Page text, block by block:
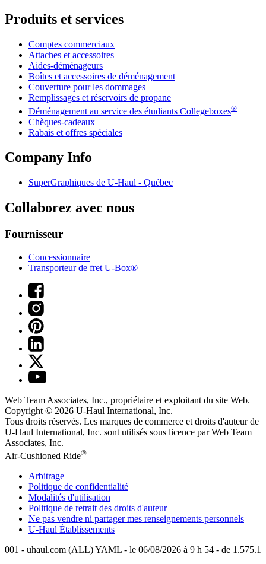
Produits et services
Comptes commerciaux
Attaches et accessoires
Aides-déménageurs
Boîtes et accessoires de déménagement
Couverture pour les dommages
Remplissages et réservoirs de propane
Déménagement au service des étudiants Collegeboxes®
Chèques-cadeaux
Rabais et offres spéciales
Company Info
SuperGraphiques de U-Haul - Québec
Collaborez avec nous
Fournisseur
Concessionnaire
Transporteur de fret U-Box®
Web Team Associates, Inc., propriétaire et exploitant du site Web.
Copyright © 2026 U-Haul International, Inc.
Tous droits réservés. Les marques de commerce et droits d'auteur de
U-Haul International, Inc. sont utilisés sous licence par Web Team
Associates, Inc.
Air-Cushioned Ride®
Arbitrage
Politique de confidentialité
Modalités d'utilisation
Politique de retrait des droits d'auteur
Ne pas vendre ni partager mes renseignements personnels
U-Haul Établissements
001 - uhaul.com (ALL) YAML - le 06/08/2026 à 9 h 54 - de 1.575.1